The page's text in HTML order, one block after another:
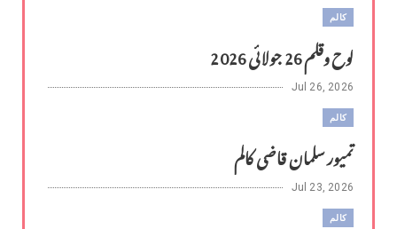
کالم
لوح وقلم 26 جولائی 2026
Jul 26, 2026
کالم
تمیور سلمان قاضی کالم
Jul 23, 2026
کالم